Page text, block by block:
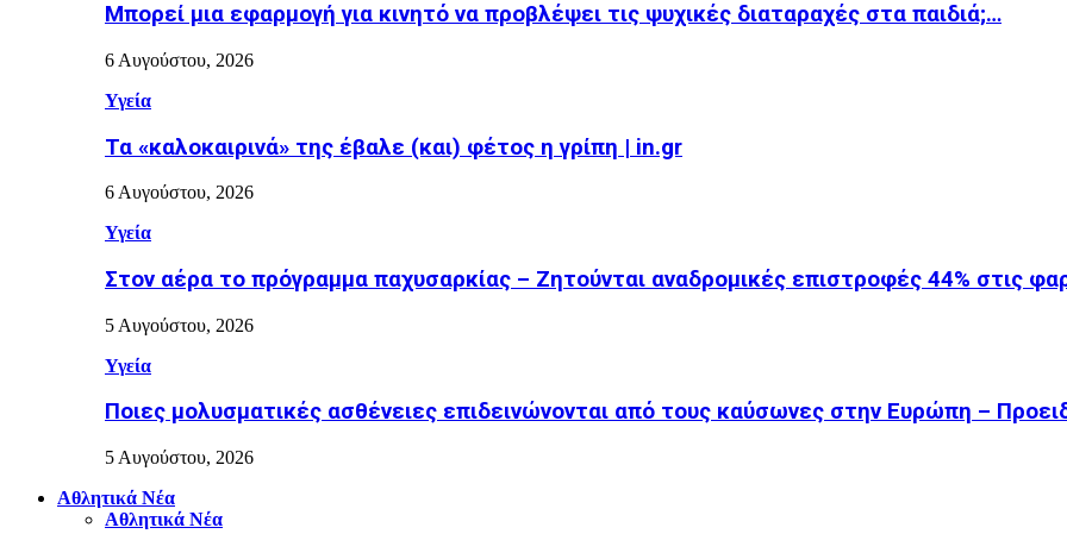
Μπορεί μια εφαρμογή για κινητό να προβλέψει τις ψυχικές διαταραχές στα παιδιά;…
6 Αυγούστου, 2026
Υγεία
Τα «καλοκαιρινά» της έβαλε (και) φέτος η γρίπη | in.gr
6 Αυγούστου, 2026
Υγεία
Στον αέρα το πρόγραμμα παχυσαρκίας – Ζητούνται αναδρομικές επιστροφές 44% στις
5 Αυγούστου, 2026
Υγεία
Ποιες μολυσματικές ασθένειες επιδεινώνονται από τους καύσωνες στην Ευρώπη –
5 Αυγούστου, 2026
Αθλητικά Νέα
Αθλητικά Νέα